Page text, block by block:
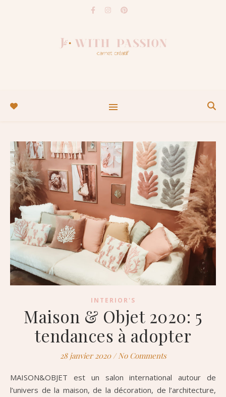
INTERIOR'S
Maison & Objet 2020: 5
tendances à adopter
28 janvier 2020 / No Comments
MAISON&OBJET est un salon international autour de
l’univers de la maison, de la décoration, de l’architecture,